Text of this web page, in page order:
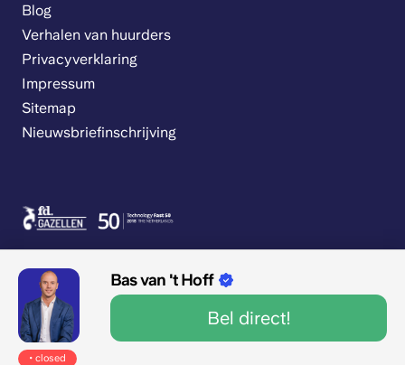
• closed
Bas van 't Hoff
Bel direct!
Blog
Verhalen van huurders
Privacyverklaring
Impressum
Sitemap
Nieuwsbriefinschrijving
9.1/10 1545 beoordelingen